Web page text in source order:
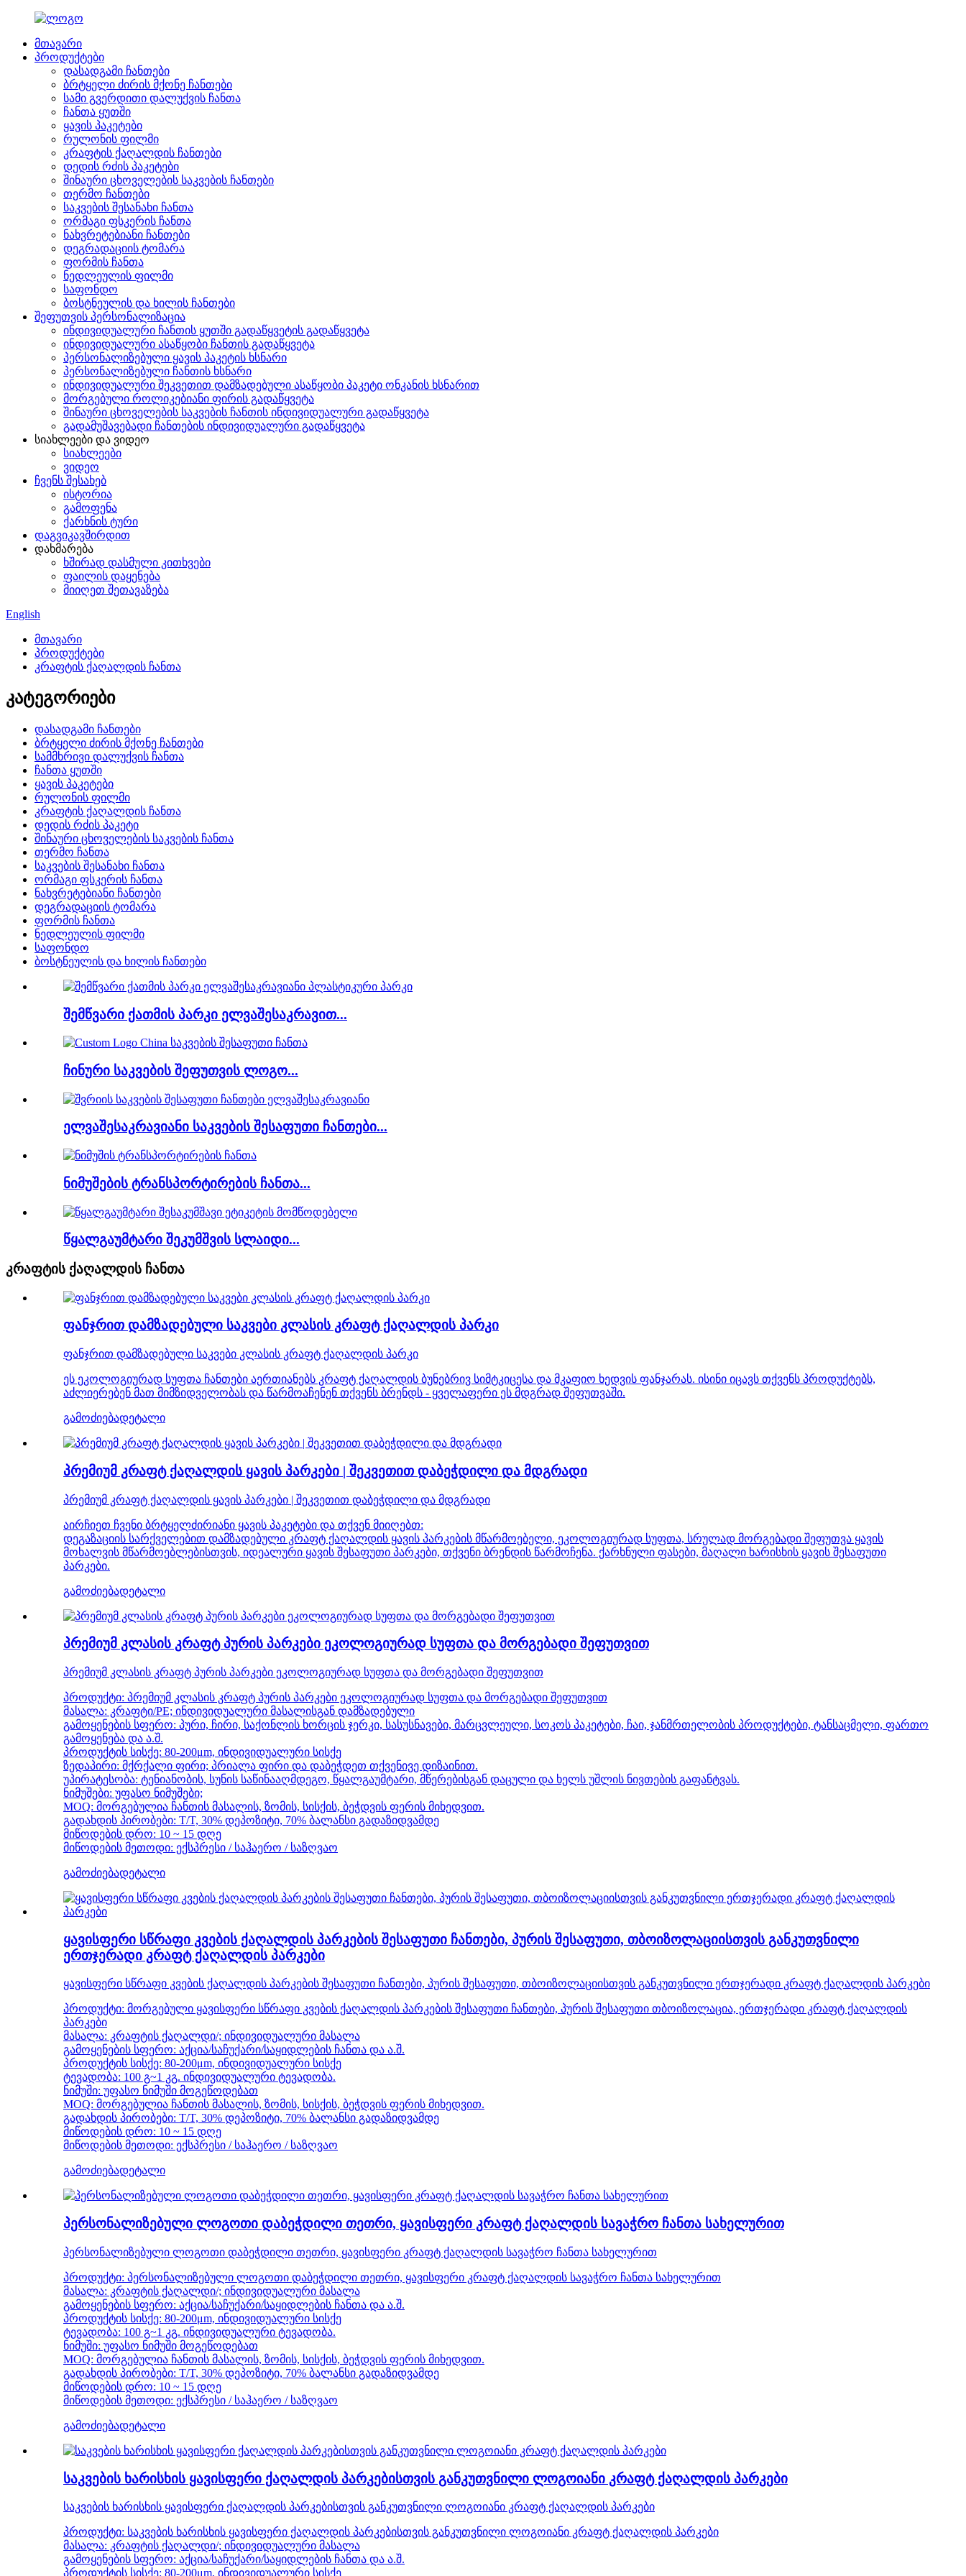
მთავარი
პროდუქტები
დასადგამი ჩანთები
ბრტყელი ძირის მქონე ჩანთები
სამი გვერდითი დალუქვის ჩანთა
ჩანთა ყუთში
ყავის პაკეტები
რულონის ფილმი
კრაფტის ქაღალდის ჩანთები
დედის რძის პაკეტები
შინაური ცხოველების საკვების ჩანთები
თერმო ჩანთები
საკვების შესანახი ჩანთა
ორმაგი ფსკერის ჩანთა
ნახვრეტებიანი ჩანთები
დეგრადაციის ტომარა
ფორმის ჩანთა
ნედლეულის ფილმი
საფონდო
ბოსტნეულის და ხილის ჩანთები
შეფუთვის პერსონალიზაცია
ინდივიდუალური ჩანთის ყუთში გადაწყვეტის გადაწყვეტა
ინდივიდუალური ასაწყობი ჩანთის გადაწყვეტა
პერსონალიზებული ყავის პაკეტის ხსნარი
პერსონალიზებული ჩანთის ხსნარი
ინდივიდუალური შეკვეთით დამზადებული ასაწყობი პაკეტი ონკანის ხსნარით
მორგებული როლიკებიანი ფირის გადაწყვეტა
შინაური ცხოველების საკვების ჩანთის ინდივიდუალური გადაწყვეტა
გადამუშავებადი ჩანთების ინდივიდუალური გადაწყვეტა
სიახლეები და ვიდეო
სიახლეები
ვიდეო
ჩვენს შესახებ
ისტორია
გამოფენა
ქარხნის ტური
დაგვიკავშირდით
დახმარება
ხშირად დასმული კითხვები
ფაილის დაყენება
მიიღეთ შეთავაზება
English
მთავარი
პროდუქტები
კრაფტის ქაღალდის ჩანთა
კატეგორიები
დასადგამი ჩანთები
ბრტყელი ძირის მქონე ჩანთები
სამმხრივი დალუქვის ჩანთა
ჩანთა ყუთში
ყავის პაკეტები
რულონის ფილმი
კრაფტის ქაღალდის ჩანთა
დედის რძის პაკეტი
შინაური ცხოველების საკვების ჩანთა
თერმო ჩანთა
საკვების შესანახი ჩანთა
ორმაგი ფსკერის ჩანთა
ნახვრეტებიანი ჩანთები
დეგრადაციის ტომარა
ფორმის ჩანთა
ნედლეულის ფილმი
საფონდო
ბოსტნეულის და ხილის ჩანთები
შემწვარი ქათმის პარკი ელვაშესაკრავით...
ჩინური საკვების შეფუთვის ლოგო...
ელვაშესაკრავიანი საკვების შესაფუთი ჩანთები...
ნიმუშების ტრანსპორტირების ჩანთა...
წყალგაუმტარი შეკუმშვის სლაიდი...
კრაფტის ქაღალდის ჩანთა
ფანჯრით დამზადებული საკვები კლასის კრაფტ ქაღალდის პარკი
ფანჯრით დამზადებული საკვები კლასის კრაფტ ქაღალდის პარკი
ეს ეკოლოგიურად სუფთა ჩანთები აერთიანებს კრაფტ ქაღალდის ბუნებრივ სიმტკიცესა და მკაფიო ხედვის ფანჯარას. ისინი იცავს თქვენს პროდუქტებს,
აძლიერებენ მათ მიმზიდველობას და წარმოაჩენენ თქვენს ბრენდს - ყველაფერი ეს მდგრად შეფუთვაში.
გამოძიებადეტალი
პრემიუმ კრაფტ ქაღალდის ყავის პარკები | შეკვეთით დაბეჭდილი და მდგრადი
პრემიუმ კრაფტ ქაღალდის ყავის პარკები | შეკვეთით დაბეჭდილი და მდგრადი
აირჩიეთ ჩვენი ბრტყელძირიანი ყავის პაკეტები და თქვენ მიიღებთ:
დეგაზაციის სარქველებით დამზადებული კრაფტ ქაღალდის ყავის პარკების მწარმოებელი, ეკოლოგიურად სუფთა, სრულად მორგებადი შეფუთვა ყავის
მოხალვის მწარმოებლებისთვის, იდეალური ყავის შესაფუთი პარკები, თქვენი ბრენდის წარმოჩენა. ქარხნული ფასები, მაღალი ხარისხის ყავის შესაფუთი
პარკები.
გამოძიებადეტალი
პრემიუმ კლასის კრაფტ პურის პარკები ეკოლოგიურად სუფთა და მორგებადი შეფუთვით
პრემიუმ კლასის კრაფტ პურის პარკები ეკოლოგიურად სუფთა და მორგებადი შეფუთვით
პროდუქტი: პრემიუმ კლასის კრაფტ პურის პარკები ეკოლოგიურად სუფთა და მორგებადი შეფუთვით
მასალა: კრაფტი/PE; ინდივიდუალური მასალისგან დამზადებული
გამოყენების სფერო: პური, ჩირი, საქონლის ხორცის ჯერკი, სასუსნავები, მარცვლეული, სოკოს პაკეტები, ჩაი, ჯანმრთელობის პროდუქტები, ტანსაცმელი, ფართო
გამოყენება და ა.შ.
პროდუქტის სისქე: 80-200μm, ინდივიდუალური სისქე
ზედაპირი: მქრქალი ფირი; პრიალა ფირი და დაბეჭდეთ თქვენივე დიზაინით.
უპირატესობა: ტენიანობის, სუნის საწინააღმდეგო, წყალგაუმტარი, მწერებისგან დაცული და ხელს უშლის ნივთების გაფანტვას.
ნიმუშები: უფასო ნიმუშები;
MOQ: მორგებულია ჩანთის მასალის, ზომის, სისქის, ბეჭდვის ფერის მიხედვით.
გადახდის პირობები: T/T, 30% დეპოზიტი, 70% ბალანსი გადაზიდვამდე
მიწოდების დრო: 10 ~ 15 დღე
მიწოდების მეთოდი: ექსპრესი / საჰაერო / საზღვაო
გამოძიებადეტალი
ყავისფერი სწრაფი კვების ქაღალდის პარკების შესაფუთი ჩანთები, პურის შესაფუთი, თბოიზოლაციისთვის განკუთვნილი
ერთჯერადი კრაფტ ქაღალდის პარკები
ყავისფერი სწრაფი კვების ქაღალდის პარკების შესაფუთი ჩანთები, პურის შესაფუთი, თბოიზოლაციისთვის განკუთვნილი ერთჯერადი კრაფტ ქაღალდის პარკები
პროდუქტი: მორგებული ყავისფერი სწრაფი კვების ქაღალდის პარკების შესაფუთი ჩანთები, პურის შესაფუთი თბოიზოლაცია, ერთჯერადი კრაფტ ქაღალდის
პარკები
მასალა: კრაფტის ქაღალდი/; ინდივიდუალური მასალა
გამოყენების სფერო: აქცია/საჩუქარი/საყიდლების ჩანთა და ა.შ.
პროდუქტის სისქე: 80-200μm, ინდივიდუალური სისქე
ტევადობა: 100 გ~1 კგ. ინდივიდუალური ტევადობა.
ნიმუში: უფასო ნიმუში მოგეწოდებათ
MOQ: მორგებულია ჩანთის მასალის, ზომის, სისქის, ბეჭდვის ფერის მიხედვით.
გადახდის პირობები: T/T, 30% დეპოზიტი, 70% ბალანსი გადაზიდვამდე
მიწოდების დრო: 10 ~ 15 დღე
მიწოდების მეთოდი: ექსპრესი / საჰაერო / საზღვაო
გამოძიებადეტალი
პერსონალიზებული ლოგოთი დაბეჭდილი თეთრი, ყავისფერი კრაფტ ქაღალდის სავაჭრო ჩანთა სახელურით
პერსონალიზებული ლოგოთი დაბეჭდილი თეთრი, ყავისფერი კრაფტ ქაღალდის სავაჭრო ჩანთა სახელურით
პროდუქტი: პერსონალიზებული ლოგოთი დაბეჭდილი თეთრი, ყავისფერი კრაფტ ქაღალდის სავაჭრო ჩანთა სახელურით
მასალა: კრაფტის ქაღალდი/; ინდივიდუალური მასალა
გამოყენების სფერო: აქცია/საჩუქარი/საყიდლების ჩანთა და ა.შ.
პროდუქტის სისქე: 80-200μm, ინდივიდუალური სისქე
ტევადობა: 100 გ~1 კგ. ინდივიდუალური ტევადობა.
ნიმუში: უფასო ნიმუში მოგეწოდებათ
MOQ: მორგებულია ჩანთის მასალის, ზომის, სისქის, ბეჭდვის ფერის მიხედვით.
გადახდის პირობები: T/T, 30% დეპოზიტი, 70% ბალანსი გადაზიდვამდე
მიწოდების დრო: 10 ~ 15 დღე
მიწოდების მეთოდი: ექსპრესი / საჰაერო / საზღვაო
გამოძიებადეტალი
საკვების ხარისხის ყავისფერი ქაღალდის პარკებისთვის განკუთვნილი ლოგოიანი კრაფტ ქაღალდის პარკები
საკვების ხარისხის ყავისფერი ქაღალდის პარკებისთვის განკუთვნილი ლოგოიანი კრაფტ ქაღალდის პარკები
პროდუქტი: საკვების ხარისხის ყავისფერი ქაღალდის პარკებისთვის განკუთვნილი ლოგოიანი კრაფტ ქაღალდის პარკები
მასალა: კრაფტის ქაღალდი/; ინდივიდუალური მასალა
გამოყენების სფერო: აქცია/საჩუქარი/საყიდლების ჩანთა და ა.შ.
პროდუქტის სისქე: 80-200μm, ინდივიდუალური სისქე